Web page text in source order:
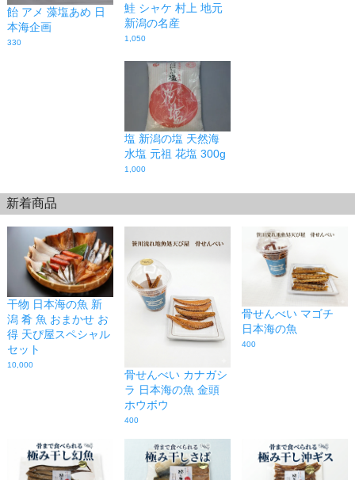
飴 アメ 藻塩あめ 日
本海企画
330
鮭 シャケ 村上 地元
新潟の名産
1,050
塩 新潟の塩 天然海
水塩 元祖 花塩 300g
1,000
新着商品
干物 日本海の魚 新
潟 肴 魚 おまかせ お
得 天ぴ屋スペシャル
セット
10,000
骨せんべい カナガシ
ラ 日本海の魚 金頭
ホウボウ
400
骨せんべい マゴチ
日本海の魚
400